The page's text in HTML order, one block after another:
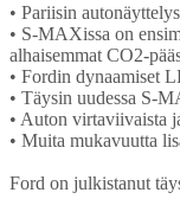
• Pariisin
• S-MAXissa on
alhaisemmat CO2-
• Fordin dynaamiset
• Täysin uudessa S-
• Auton virtaviivaista
• Muita mukavuutta
Ford on julkistanut